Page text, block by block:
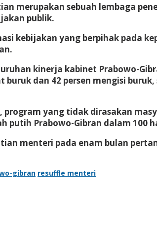
merupakan sebuah lembaga
publik.
kebijakan yang berpihak pada
kinerja kabinet Prabowo-
dan 42 persen mengisi
yang tidak dirasakan
putih Prabowo-Gibran dalam 100
menteri pada enam bulan
gibran resuffle menteri